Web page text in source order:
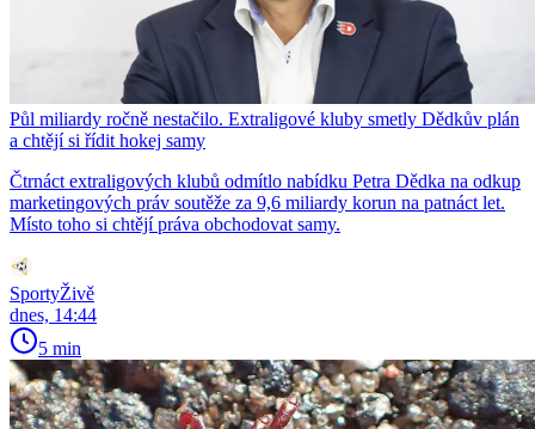
Půl miliardy ročně nestačilo. Extraligové kluby smetly Dědkův plán
a chtějí si řídit hokej samy
Čtrnáct extraligových klubů odmítlo nabídku Petra Dědka na odkup
marketingových práv soutěže za 9,6 miliardy korun na patnáct let.
Místo toho si chtějí práva obchodovat samy.
SportyŽivě
dnes, 14:44
5 min